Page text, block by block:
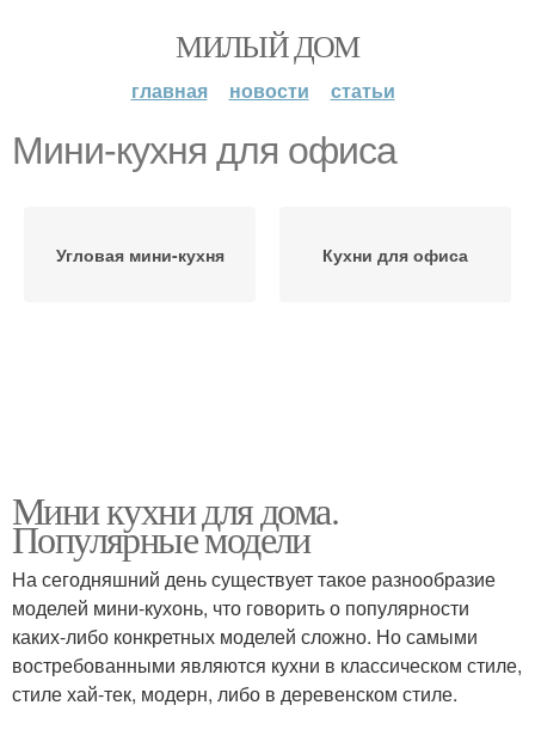
МИЛЫЙ ДОМ
главная новости статьи
Мини-кухня для офиса
Угловая мини-кухня Кухни для офиса
Мини кухни для дома.
Популярные модели
На сегодняшний день существует такое разнообразие
моделей мини-кухонь, что говорить о популярности
каких-либо конкретных моделей сложно. Но самыми
востребованными являются кухни в классическом стиле,
стиле хай-тек, модерн, либо в деревенском стиле.